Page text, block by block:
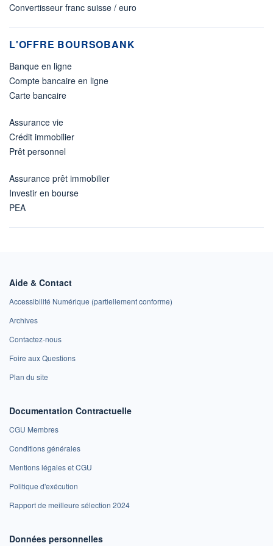
Convertisseur franc suisse / euro
L'OFFRE BOURSOBANK
Banque en ligne
Compte bancaire en ligne
Carte bancaire
Assurance vie
Crédit immobilier
Prêt personnel
Assurance prêt immobilier
Investir en bourse
PEA
Aide & Contact
Accessibilité Numérique (partiellement conforme)
Archives
Contactez-nous
Foire aux Questions
Plan du site
Documentation Contractuelle
CGU Membres
Conditions générales
Mentions légales et CGU
Politique d'exécution
Rapport de meilleure sélection 2024
Données personnelles